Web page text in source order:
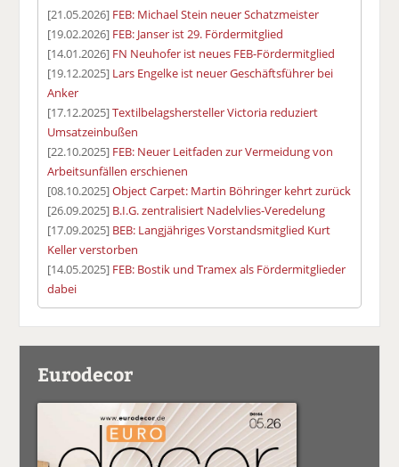
[21.05.2026] FEB: Michael Stein neuer Schatzmeister
[19.02.2026] FEB: Janser ist 29. Fördermitglied
[14.01.2026] FN Neuhofer ist neues FEB-Fördermitglied
[19.12.2025] Lars Engelke ist neuer Geschäftsführer bei
Anker
[17.12.2025]Textilbelagshersteller Victoria reduziert
Umsatzeinbußen
[22.10.2025] FEB: Neuer Leitfaden zur Vermeidung von
Arbeitsunfällen erschienen
[08.10.2025]Object Carpet: Martin Böhringer kehrt zurück
[26.09.2025] B.I.G. zentralisiert Nadelvlies-Veredelung
[17.09.2025] BEB: Langjähriges Vorstandsmitglied Kurt
Keller verstorben
[14.05.2025] FEB: Bostik und Tramex als Fördermitglieder
dabei
Eurodecor